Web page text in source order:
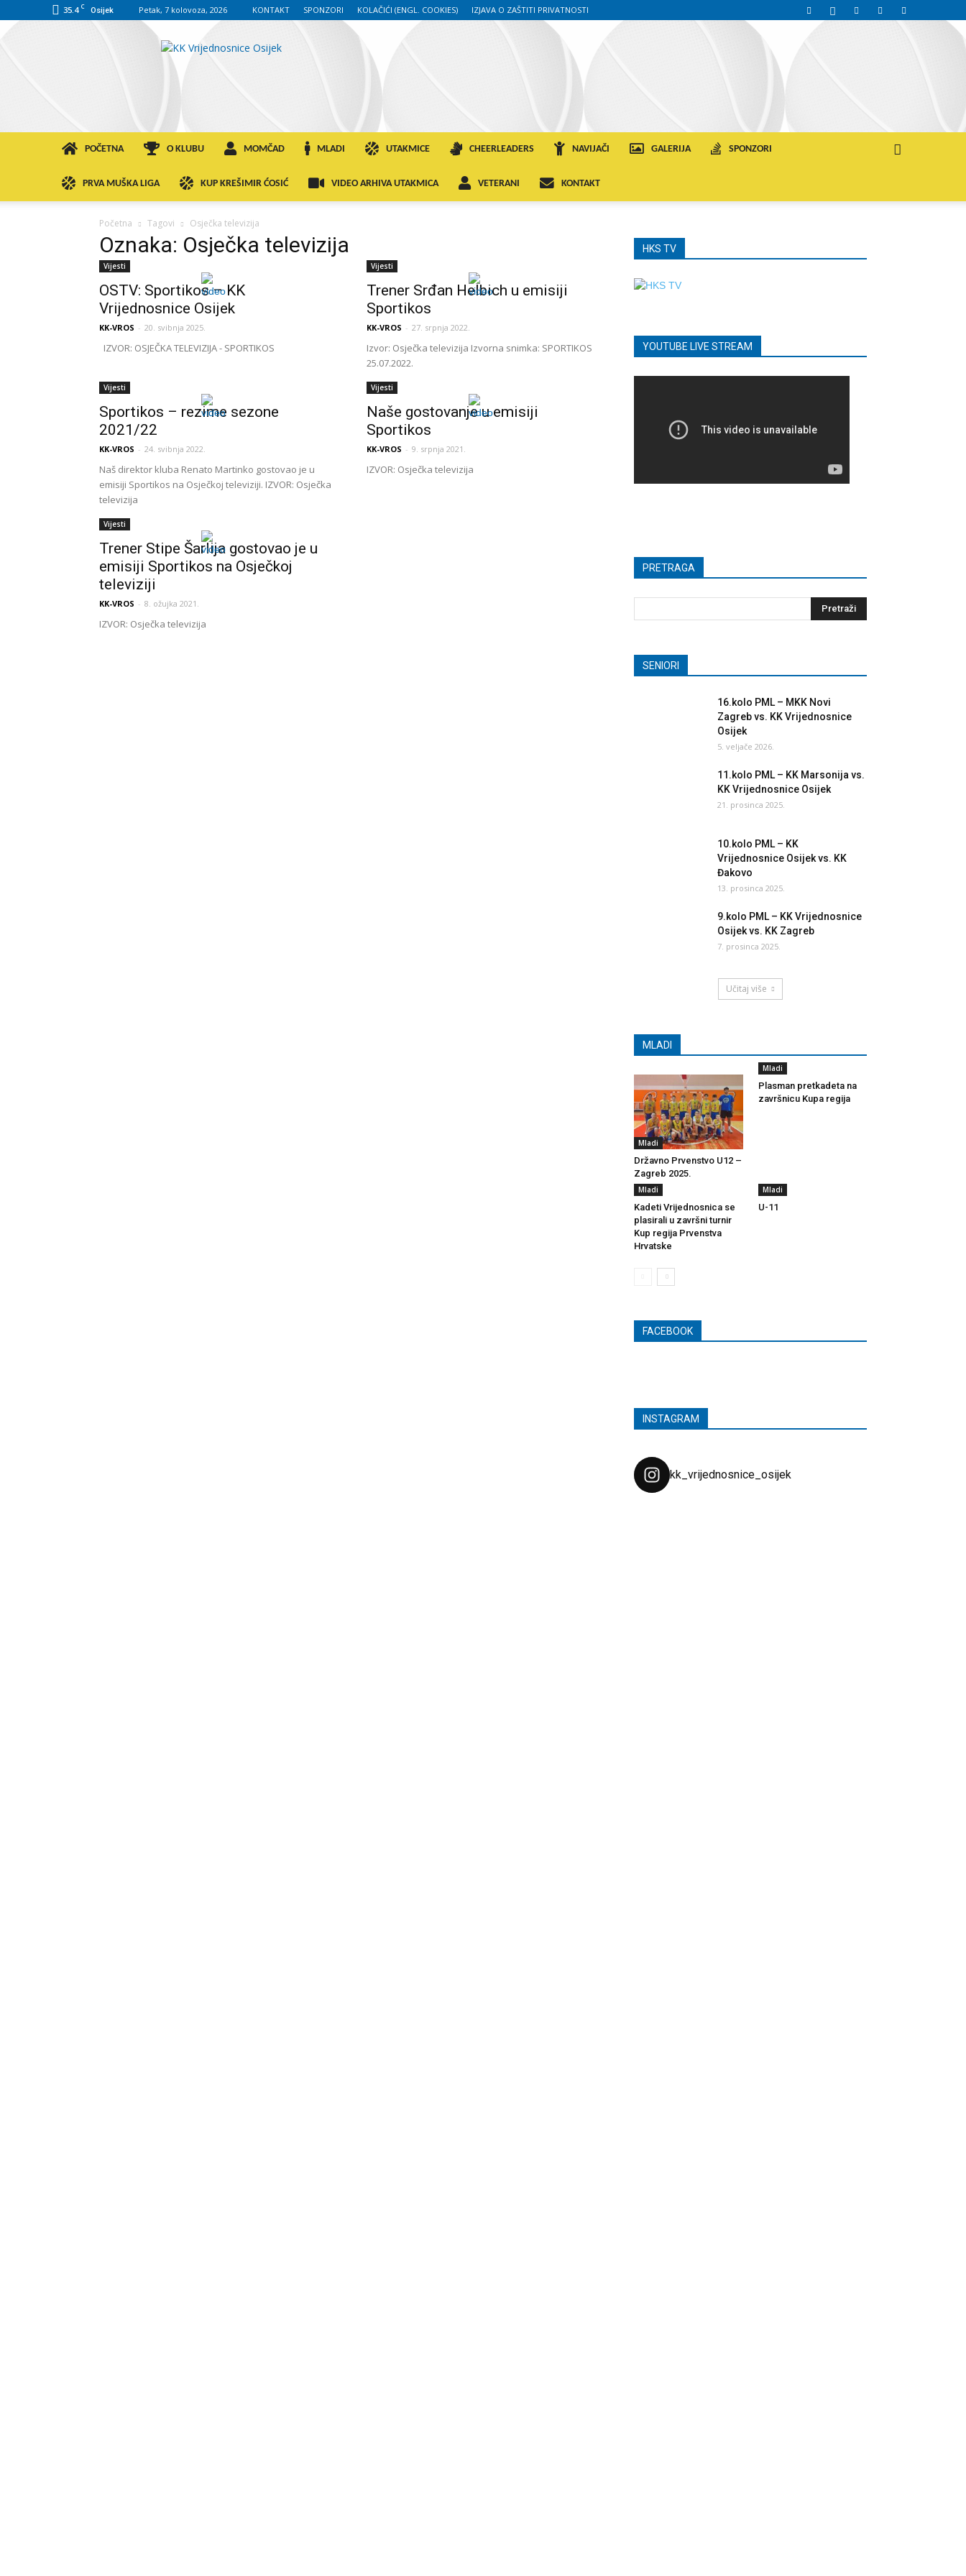
35.4 C Osijek Petak, 7 kolovoza, 2026 KONTAKT SPONZORI KOLAČIĆI (ENGL. COOKIES) IZJAVA O ZAŠTITI PRIVATNOSTI
POČETNA O KLUBU MOMČAD MLADI UTAKMICE CHEERLEADERS NAVIJAČI GALERIJA SPONZORI
PRVA MUŠKA LIGA KUP KREŠIMIR ĆOSIĆ VIDEO ARHIVA UTAKMICA VETERANI KONTAKT
Početna Tagovi Osječka televizija
Oznaka: Osječka televizija
Vijesti
OSTV: Sportikos – KK
Vrijednosnice Osijek
KK-VROS - 20. svibnja 2025.
IZVOR: OSJEČKA TELEVIZIJA - SPORTIKOS
Vijesti
Trener Srđan Helbich u emisiji
Sportikos
KK-VROS - 27. srpnja 2022.
Izvor: Osječka televizija Izvorna snimka: SPORTIKOS
25.07.2022.
Vijesti
Sportikos – rezime sezone
2021/22
KK-VROS - 24. svibnja 2022.
Naš direktor kluba Renato Martinko gostovao je u
emisiji Sportikos na Osječkoj televiziji. IZVOR: Osječka
televizija
Vijesti
Naše gostovanje u emisiji
Sportikos
KK-VROS - 9. srpnja 2021.
IZVOR: Osječka televizija
Vijesti
Trener Stipe Šarlija gostovao je u
emisiji Sportikos na Osječkoj
televiziji
KK-VROS - 8. ožujka 2021.
IZVOR: Osječka televizija
HKS TV
YOUTUBE LIVE STREAM
PRETRAGA
SENIORI
16.kolo PML – MKK Novi
Zagreb vs. KK Vrijednosnice
Osijek
5. veljače 2026.
11.kolo PML – KK Marsonija vs.
KK Vrijednosnice Osijek
21. prosinca 2025.
10.kolo PML – KK
Vrijednosnice Osijek vs. KK
Đakovo
13. prosinca 2025.
9.kolo PML – KK Vrijednosnice
Osijek vs. KK Zagreb
7. prosinca 2025.
Učitaj više
MLADI
Mladi
Državno Prvenstvo U12 –
Zagreb 2025.
Mladi
Plasman pretkadeta na
završnicu Kupa regija
Mladi
Kadeti Vrijednosnica se
plasirali u završni turnir
Kup regija Prvenstva
Hrvatske
Mladi
U-11
FACEBOOK
INSTAGRAM
kk_vrijednosnice_osijek